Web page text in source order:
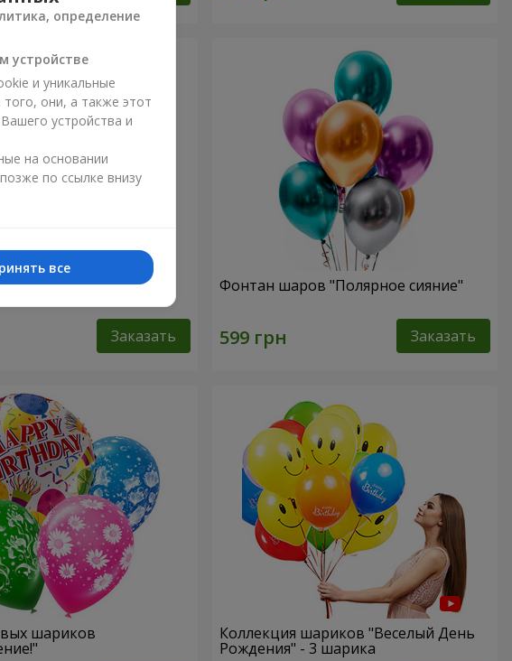
люблю"
Заказать
Фонтан шаров "Полярное сияние"
Заказать
шариков Коллекция шариков "Веселый День
Рождения" - 3 шарика
определение
устройстве
и уникальные
они, а также этот
устройства и
на основании
по ссылке внизу
все